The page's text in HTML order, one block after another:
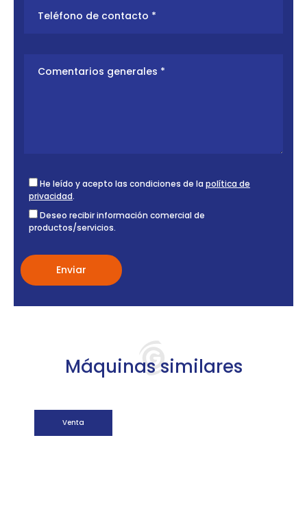
He leído y acepto las condiciones de la política de
privacidad.
Deseo recibir información comercial de
productos/servicios.
Máquinas similares
Venta